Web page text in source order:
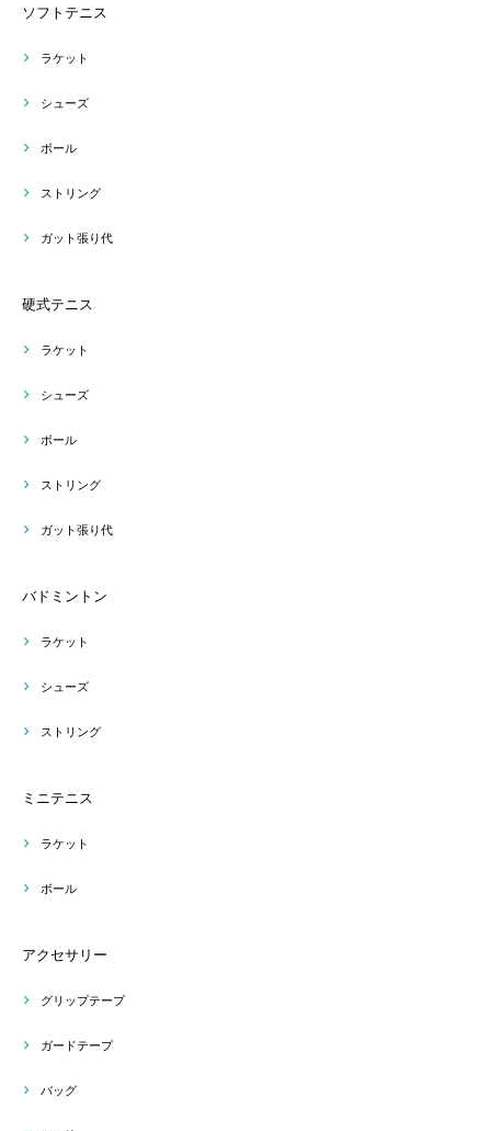
ソフトテニス
ラケット
シューズ
ボール
ストリング
ガット張り代
硬式テニス
ラケット
シューズ
ボール
ストリング
ガット張り代
バドミントン
ラケット
シューズ
ストリング
ミニテニス
ラケット
ボール
アクセサリー
グリップテープ
ガードテープ
バッグ